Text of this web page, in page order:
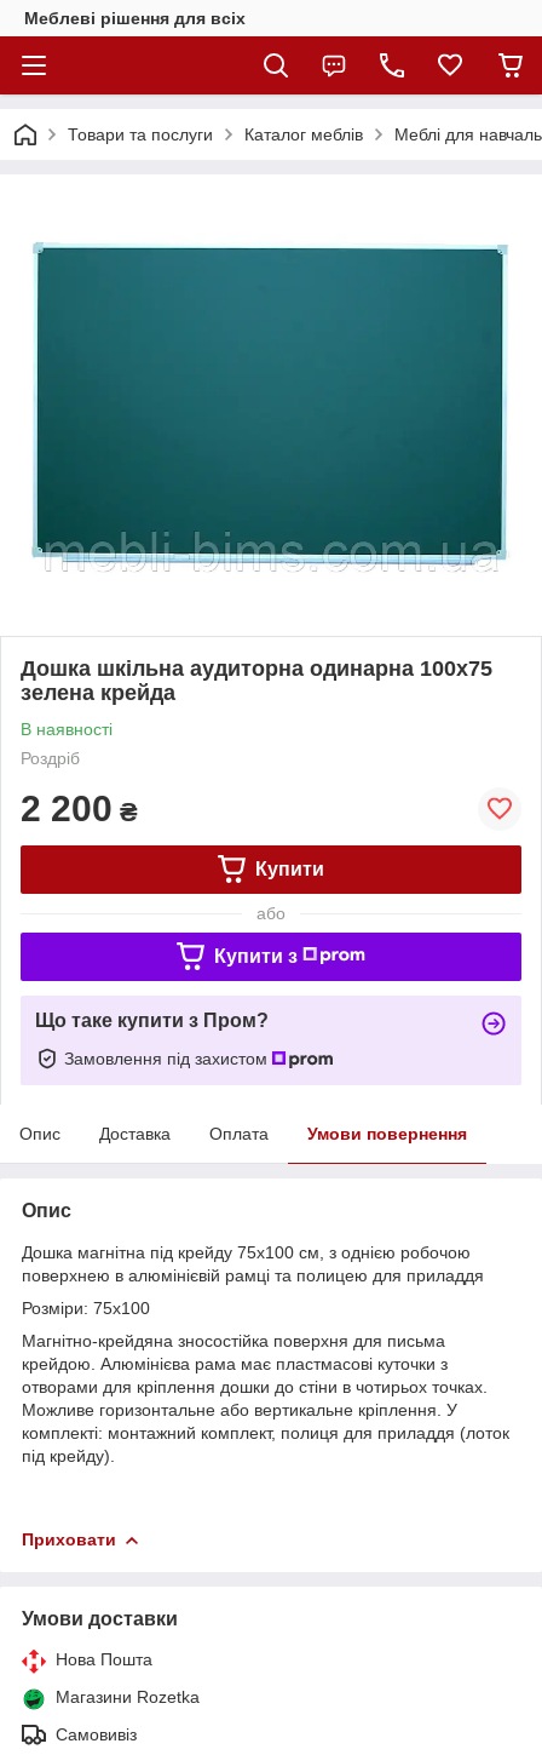
Меблеві рішення для всіх
Товари та послуги Каталог меблів Меблі для
Дошка шкільна аудиторна одинарна 100х75
зелена крейда
В наявності
Роздріб
2 200 ₴
Купити
або
Купити з
Що таке купити з Пром?
Замовлення під захистом
Опис Доставка Оплата Умови повернення
Опис
Дошка магнітна під крейду 75х100 см, з однією робочою
поверхнею в алюмінієвій рамці та полицею для приладдя
Розміри: 75х100
Магнітно-крейдяна зносостійка поверхня для письма
крейдою. Алюмінієва рама має пластмасові куточки з
отворами для кріплення дошки до стіни в чотирьох точках.
Можливе горизонтальне або вертикальне кріплення. У
комплекті: монтажний комплект, полиця для приладдя (лоток
під крейду).
Приховати
Умови доставки
Нова Пошта
Магазини Rozetka
Самовивіз